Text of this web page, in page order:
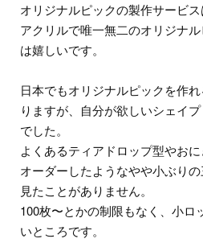
オリジナルピックの製作サービス
アクリルで唯一無二のオリジナ
は嬉しいです。
日本でもオリジナルピックを作
りますが、自分が欲しいシェイ
でした。
よくあるティアドロップ型やお
オーダーしたようなやや小ぶり
見たことがありません。
100枚〜とかの制限もなく、小ロ
いところです。